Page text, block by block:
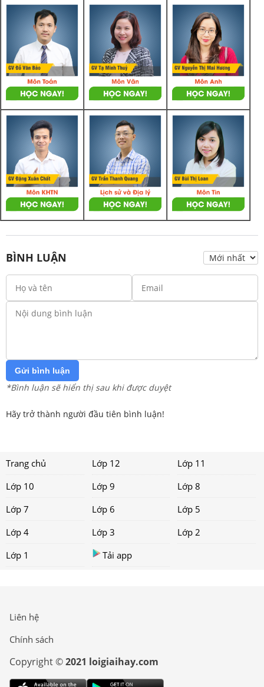
BÌNH LUẬN
Gửi bình luận
*Bình luận sẽ hiển thị sau khi được duyệt
Hãy trở thành người đầu tiên bình luận!
Trang chủ Lớp 12
Lớp 11
Lớp 10
Lớp 9
Lớp 8
Lớp 7
Lớp 6
Lớp 5
Lớp 4
Lớp 3
Lớp 2
Lớp 1
Tải app
Liên hệ
Chính sách
Copyright ©2021 loigiaihay.com